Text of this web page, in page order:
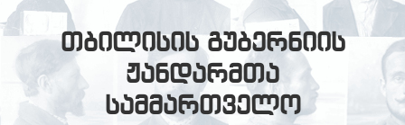
თბილისის გუბერნიის
ჟანდარმთა
სამმართველო